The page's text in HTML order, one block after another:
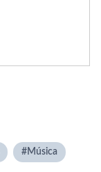
Música